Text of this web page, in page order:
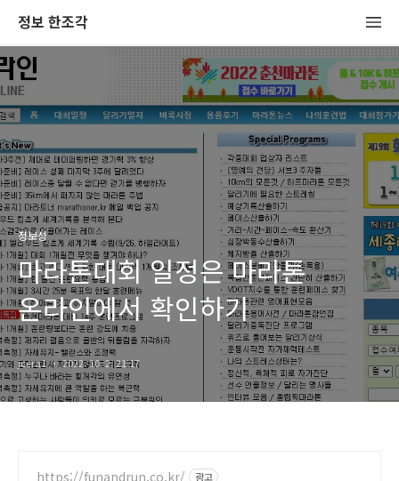
정보 한조각
정보성
마라톤대회 일정은 마라톤
온라인에서 확인하기
jcera1 2022. 10. 2. 21:17
https://funandrun.co.kr/ 광고